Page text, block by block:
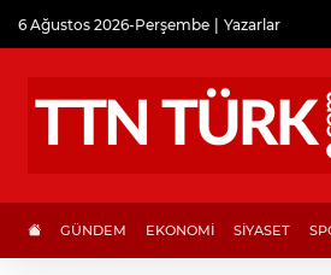
6 Ağustos 2026-Perşembe Yazarlar
GÜNDEM EKONOMİ SİYASET